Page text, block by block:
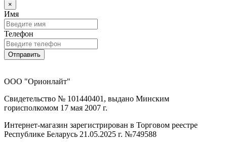
×
Имя
Телефон
Отправить
ООО "Орионлайт"
Свидетельство № 101440401, выдано Минским
горисполкомом 17 мая 2007 г.
Интернет-магазин зарегистрирован в Торговом реестре
Республике Беларусь 21.05.2025 г. №749588